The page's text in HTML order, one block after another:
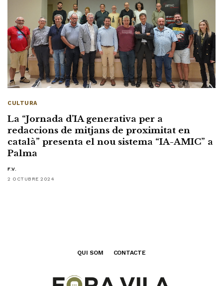
CULTURA
La “Jornada d’IA generativa per a
redaccions de mitjans de proximitat en
català” presenta el nou sistema “IA-AMIC” a
Palma
F.V.
2 OCTUBRE 2024
QUI SOM CONTACTE